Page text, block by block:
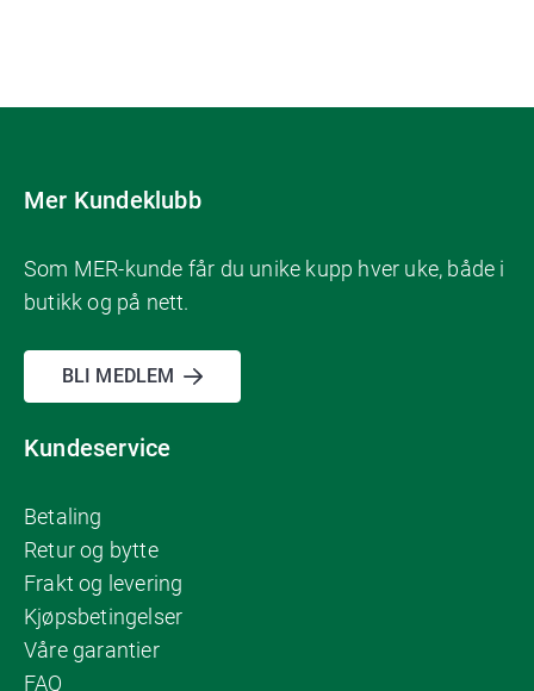
Mer Kundeklubb
Som MER-kunde får du unike kupp hver uke, både i
butikk og på nett.
BLI MEDLEM
Kundeservice
Betaling
Retur og bytte
Frakt og levering
Kjøpsbetingelser
Våre garantier
FAQ